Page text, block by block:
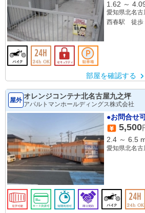
1.62 ～
愛知県北名
西春駅 徒歩
部屋を確認する
屋外 オレンジコンテナ北名古屋九之坪
アパルトマンホールディングス株式会社
●お問合せ
5,500
2.4 ～ 6.5
愛知県北名